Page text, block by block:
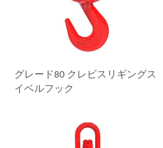
グレード80 クレビスリギングス
イベルフック